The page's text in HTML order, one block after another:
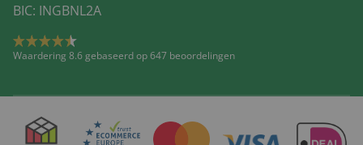
BIC: INGBNL2A
Waardering 8.6 gebaseerd op 647 beoordelingen